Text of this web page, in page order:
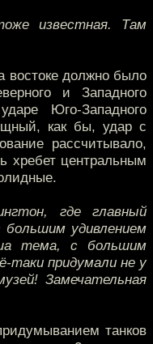
известная. Там
востоке должно было
и Западного
Юго-Западного
как бы, удар с
рассчитывало,
хребет центральным
где главный
большим удивлением
тема, с большим
таки придумали не у
Замечательная
танков